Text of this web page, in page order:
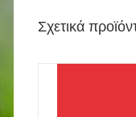
Σχετικά